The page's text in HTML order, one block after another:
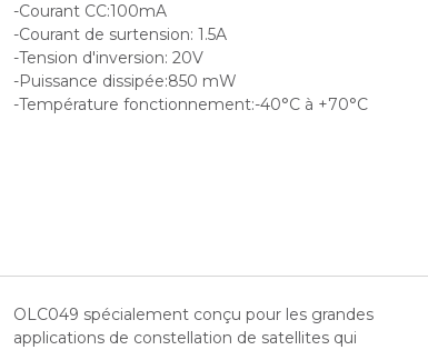
-Courant CC:100mA
-Courant de surtension: 1.5A
-Tension d'inversion: 20V
-Puissance dissipée:850 mW
-Température fonctionnement:-40°C à +70°C
OLC049 spécialement conçu pour les grandes
applications de constellation de satellites qui